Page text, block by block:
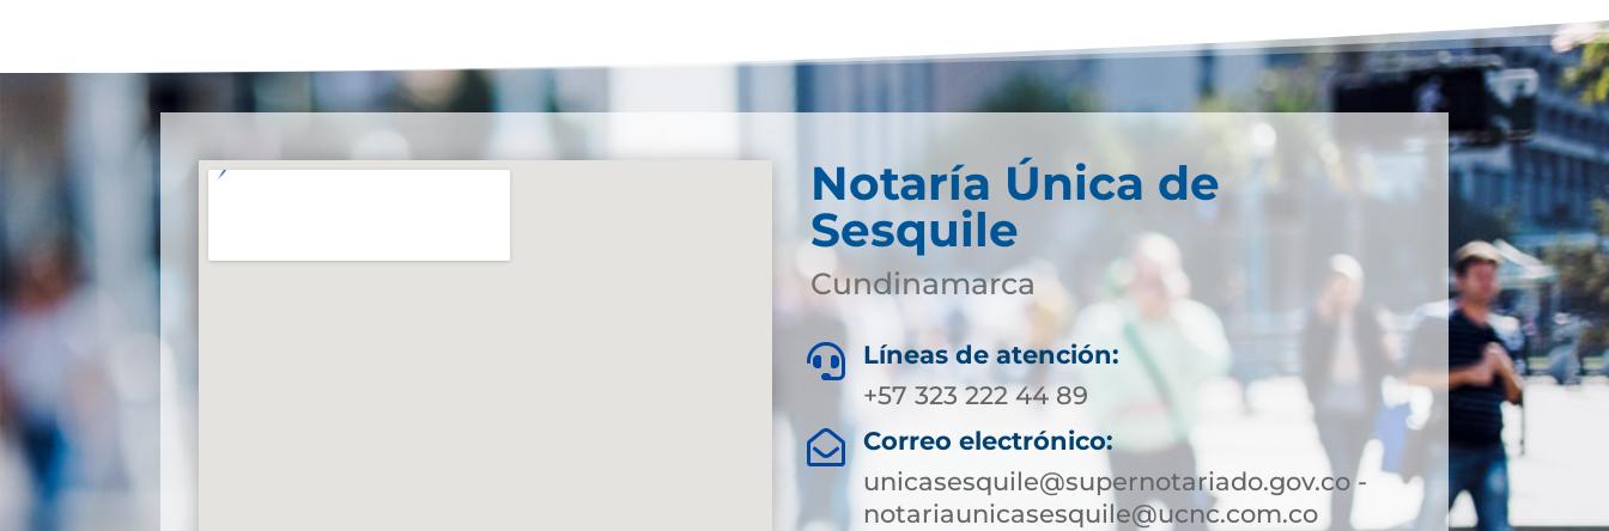
Notaría Única de
Sesquile
Cundinamarca

Líneas de atención:
+57 323 222 44 89

Correo electrónico:
unicasesquile@supernotariado.gov.co -
notariaunicasesquile@ucnc.com.co